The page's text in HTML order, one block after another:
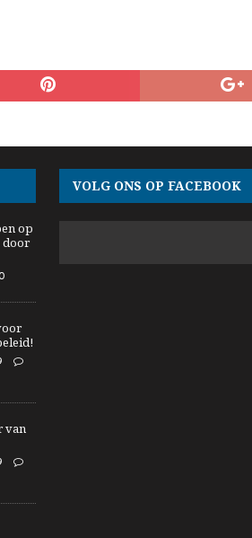
op
door
0
van
VOLG ONS OP FACEBOOK